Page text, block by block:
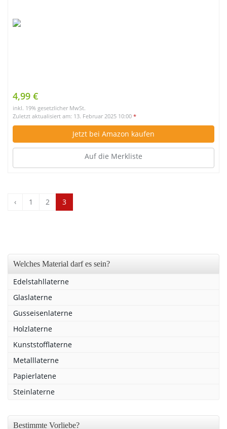
4,99 €
inkl. 19% gesetzlicher MwSt.
Zuletzt aktualisiert am: 13. Februar 2025 10:00 *
Jetzt bei Amazon kaufen
Auf die Merkliste
‹ 1 2 3
Welches Material darf es sein?
Edelstahllaterne
Glaslaterne
Gusseisenlaterne
Holzlaterne
Kunststofflaterne
Metalllaterne
Papierlatene
Steinlaterne
Bestimmte Vorliebe?